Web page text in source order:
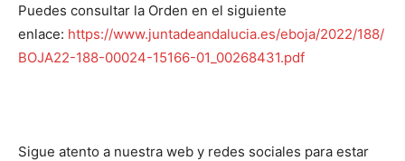
Puedes consultar la Orden en el siguiente
enlace: https://www.juntadeandalucia.es/eboja/2022/188/
BOJA22-188-00024-15166-01_00268431.pdf
Sigue atento a nuestra web y redes sociales para estar